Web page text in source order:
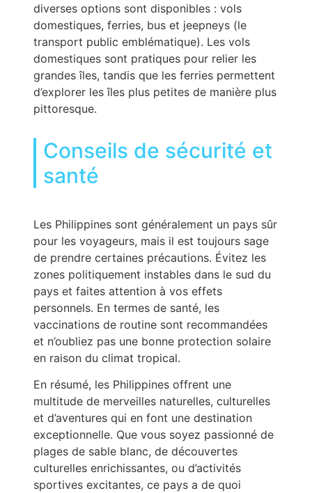
diverses options sont disponibles : vols
domestiques, ferries, bus et jeepneys (le
transport public emblématique). Les vols
domestiques sont pratiques pour relier les
grandes îles, tandis que les ferries permettent
d’explorer les îles plus petites de manière plus
pittoresque.
Conseils de sécurité et
santé
Les Philippines sont généralement un pays sûr
pour les voyageurs, mais il est toujours sage
de prendre certaines précautions. Évitez les
zones politiquement instables dans le sud du
pays et faites attention à vos effets
personnels. En termes de santé, les
vaccinations de routine sont recommandées
et n’oubliez pas une bonne protection solaire
en raison du climat tropical.
En résumé, les Philippines offrent une
multitude de merveilles naturelles, culturelles
et d’aventures qui en font une destination
exceptionnelle. Que vous soyez passionné de
plages de sable blanc, de découvertes
culturelles enrichissantes, ou d’activités
sportives excitantes, ce pays a de quoi